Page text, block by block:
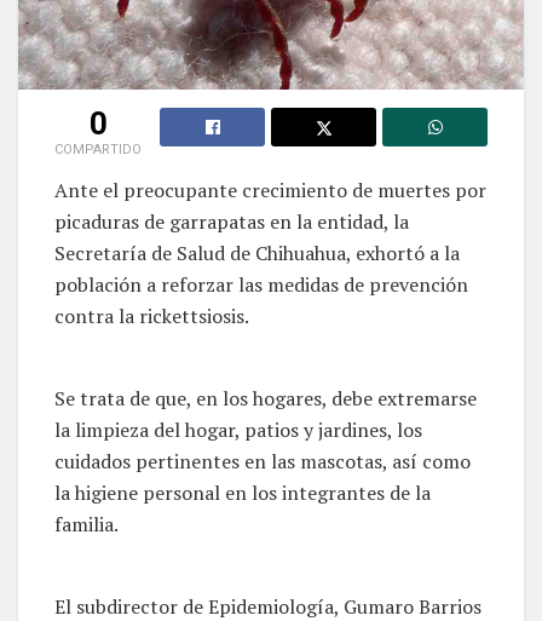
0
COMPARTIDO
Ante el preocupante crecimiento de muertes por
picaduras de garrapatas en la entidad, la
Secretaría de Salud de Chihuahua, exhortó a la
población a reforzar las medidas de prevención
contra la rickettsiosis.
Se trata de que, en los hogares, debe extremarse
la limpieza del hogar, patios y jardines, los
cuidados pertinentes en las mascotas, así como
la higiene personal en los integrantes de la
familia.
El subdirector de Epidemiología, Gumaro Barrios